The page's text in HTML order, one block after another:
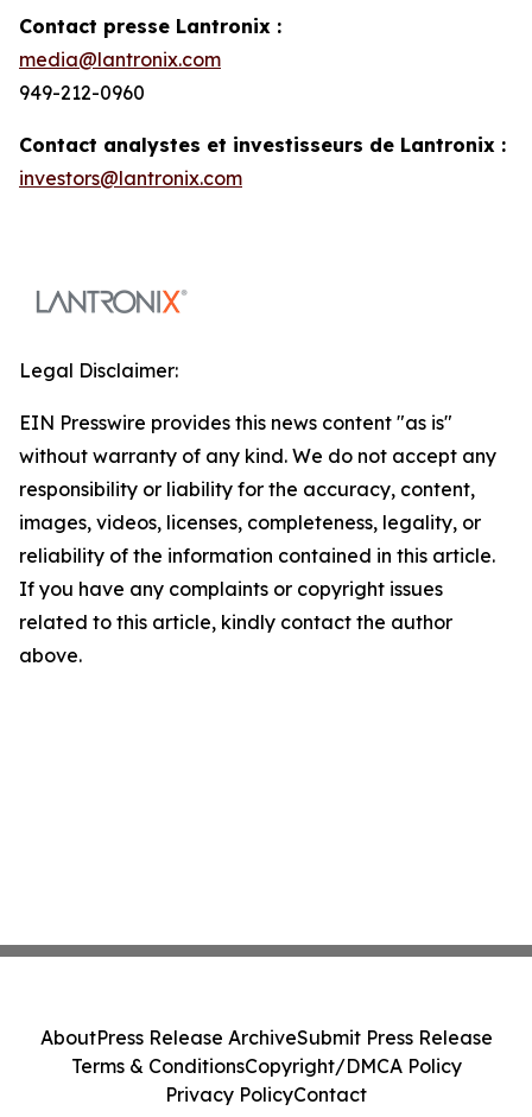
Contact presse Lantronix :
media@lantronix.com
949-212-0960
Contact analystes et investisseurs de Lantronix :
investors@lantronix.com
Legal Disclaimer:
EIN Presswire provides this news content "as is"
without warranty of any kind. We do not accept any
responsibility or liability for the accuracy, content,
images, videos, licenses, completeness, legality, or
reliability of the information contained in this article.
If you have any complaints or copyright issues
related to this article, kindly contact the author
above.
AboutPress Release ArchiveSubmit Press Release
Terms & ConditionsCopyright/DMCA Policy
Privacy PolicyContact